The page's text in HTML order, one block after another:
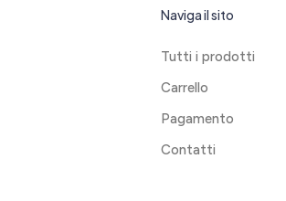
Naviga il sito
Tutti i prodotti
Carrello
Pagamento
Contatti